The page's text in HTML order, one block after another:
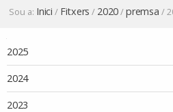
Sou a: Inici / Fitxers / 2020/premsa /
2025
2024
2023